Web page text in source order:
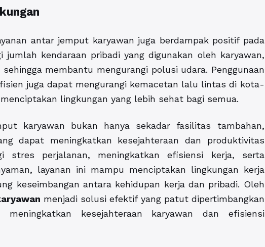
antar jemput karyawan juga berdampak positif pada
jumlah kendaraan pribadi yang digunakan oleh karyawan,
membantu mengurangi polusi udara. Penggunaan
juga dapat mengurangi kemacetan lalu lintas di kota-
lingkungan yang lebih sehat bagi semua.
karyawan bukan hanya sekadar fasilitas tambahan,
dapat meningkatkan kesejahteraan dan produktivitas
stres perjalanan, meningkatkan efisiensi kerja, serta
layanan ini mampu menciptakan lingkungan kerja
keseimbangan antara kehidupan kerja dan pribadi. Oleh
menjadi solusi efektif yang patut dipertimbangkan
kesejahteraan karyawan dan efisiensi